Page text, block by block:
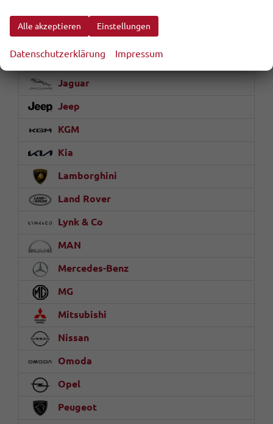
Honda
Hyundai
Jaecoo
Jaguar
Jeep
KGM
Kia
Lamborghini
Land Rover
Lynk & Co
MAN
Mercedes-Benz
MG
Mitsubishi
Nissan
Omoda
Opel
Peugeot
Alle akzeptieren Einstellungen
Datenschutzerklärung Impressum